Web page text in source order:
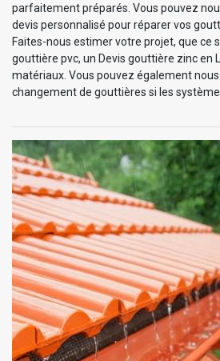
parfaitement préparés. Vous pouvez
devis personnalisé pour réparer vos
Faites-nous estimer votre projet, que ce
gouttière pvc, un Devis gouttière zinc en
matériaux. Vous pouvez également
changement de gouttières si les